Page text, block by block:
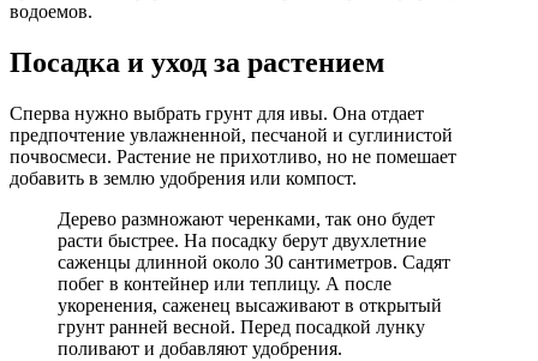
водоемов.
Посадка и уход за растением
Сперва нужно выбрать грунт для ивы. Она отдает
предпочтение увлажненной, песчаной и суглинистой
почвосмеси. Растение не прихотливо, но не помешает
добавить в землю удобрения или компост.
Дерево размножают черенками, так оно будет
расти быстрее. На посадку берут двухлетние
саженцы длинной около 30 сантиметров. Садят
побег в контейнер или теплицу. А после
укоренения, саженец высаживают в открытый
грунт ранней весной. Перед посадкой лунку
поливают и добавляют удобрения.